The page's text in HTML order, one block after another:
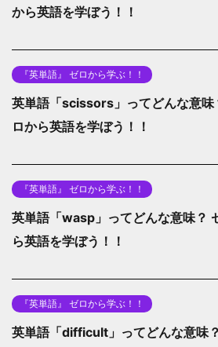
から英語を学ぼう！！
『英単語』 ゼロから学ぶ！！
英単語「scissors」ってどんな意味
ロから英語を学ぼう！！
『英単語』 ゼロから学ぶ！！
英単語「wasp」ってどんな意味？
ら英語を学ぼう！！
『英単語』 ゼロから学ぶ！！
英単語「difficult」ってどんな意味